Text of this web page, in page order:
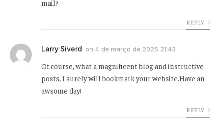
mail?
REPLY
Larry Siverd on 4 de março de 2025 21:43
Of course, what a magnificent blog and instructive
posts, I surely will bookmark your website.Have an
awsome day!
REPLY